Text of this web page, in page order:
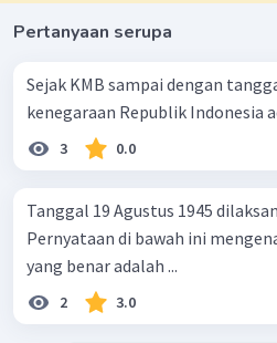
Pertanyaan serupa
Sejak KMB sampai dengan
kenegaraan Republik Indonesia
3 0.0
Tanggal 19 Agustus 1945
Pernyataan di bawah ini
yang benar adalah ...
2 3.0